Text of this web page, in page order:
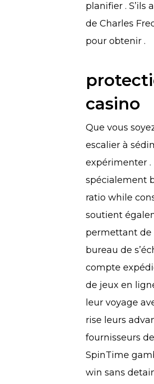
planifier .
de Charles
pour obtenir .
casino
Que vous
escalier à
expérimenter .
spécialement
ratio while
soutient
permettant de
bureau de
compte
de jeux en
leur voyage
rise leurs
fournisseurs
SpinTime
win sans